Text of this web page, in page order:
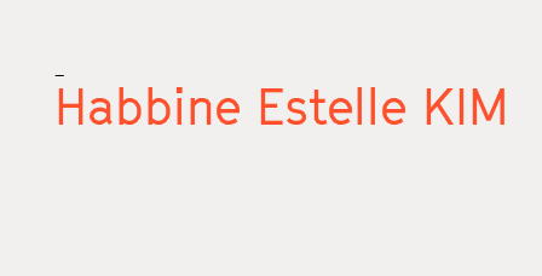
_
Habbine Estelle KIM